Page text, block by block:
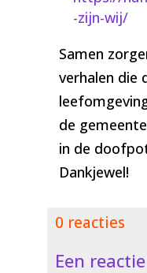
-zijn-wij/
Samen
verhalen die
de
in de
Dankjewel!
0 reacties
Een